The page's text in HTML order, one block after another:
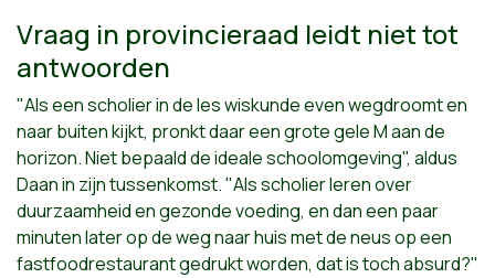
Vraag in provincieraad leidt niet tot
antwoorden
"Als een scholier in de les wiskunde even wegdroomt en
naar buiten kijkt, pronkt daar een grote gele M aan de
horizon. Niet bepaald de ideale schoolomgeving", aldus
Daan in zijn tussenkomst. "Als scholier leren over
duurzaamheid en gezonde voeding, en dan een paar
minuten later op de weg naar huis met de neus op een
fastfoodrestaurant gedrukt worden, dat is toch absurd?"